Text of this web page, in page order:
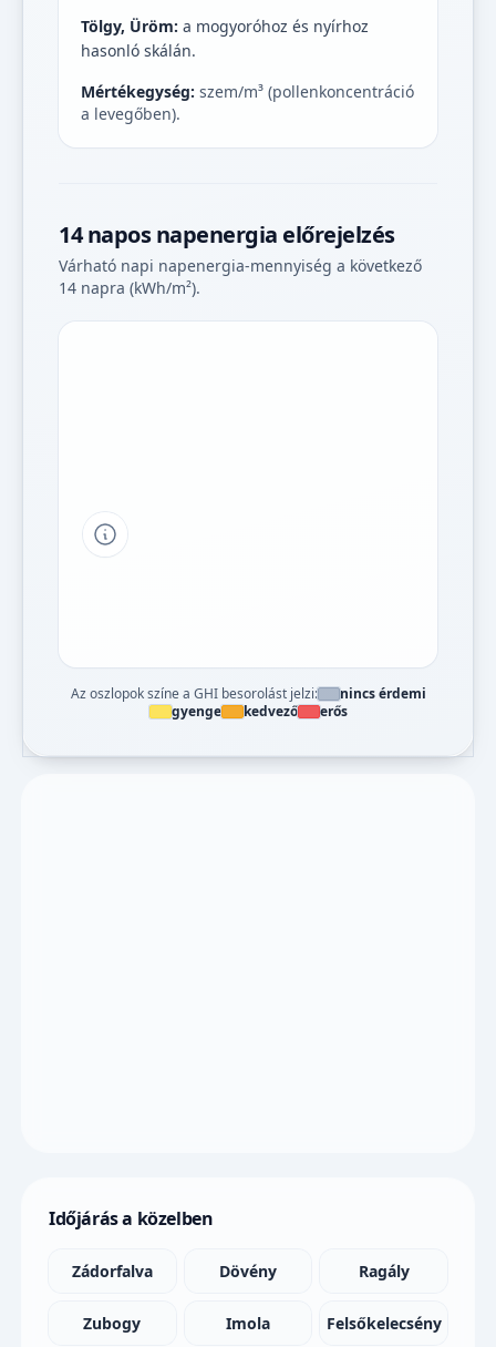
Tölgy, Üröm: a mogyoróhoz és nyírhoz
hasonló skálán.
Mértékegység: szem/m³ (pollenkoncentráció
a levegőben).
14 napos napenergia előrejelzés
Várható napi napenergia-mennyiség a következő
14 napra (kWh/m²).
Tipp a grafikon jelmagyarázatához
Az oszlopok színe a GHI besorolást jelzi:
nincs érdemi
gyenge
kedvező erős
Időjárás a közelben
Zádorfalva Dövény Ragály
Zubogy Imola Felsőkelecsény